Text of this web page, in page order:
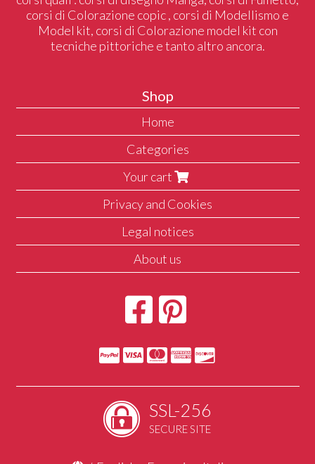
corsi di Colorazione copic , corsi di Modellismo e
Model kit, corsi di Colorazione model kit con
tecniche pittoriche e tanto altro ancora.
Shop
Home
Categories
Your cart
Privacy and Cookies
Legal notices
About us
SSL-256
SECURE SITE